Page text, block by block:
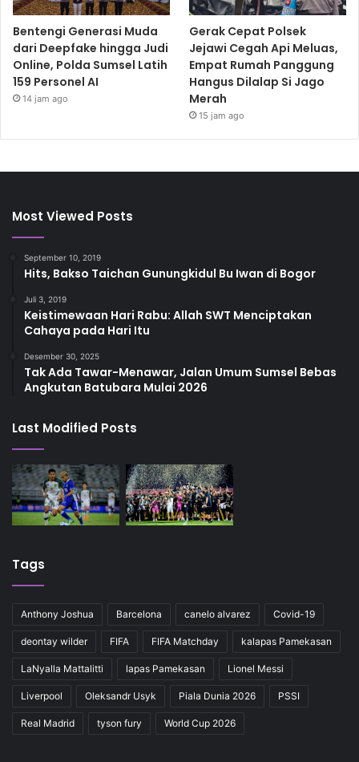
Bentengi Generasi Muda
dari Deepfake hingga Judi
Online, Polda Sumsel Latih
159 Personel AI
14 jam ago
Gerak Cepat Polsek
Jejawi Cegah Api Meluas,
Empat Rumah Panggung
Hangus Dilalap Si Jago
Merah
15 jam ago
Most Viewed Posts
September 10, 2019
Hits, Bakso Taichan Gunungkidul Bu Iwan di Bogor
Juli 3, 2019
Keistimewaan Hari Rabu: Allah SWT Menciptakan
Cahaya pada Hari Itu
Desember 30, 2025
Tak Ada Tawar-Menawar, Jalan Umum Sumsel Bebas
Angkutan Batubara Mulai 2026
Last Modified Posts
Tags
Anthony Joshua Barcelona canelo alvarez Covid-19
deontay wilder FIFA FIFA Matchday kalapas Pamekasan
LaNyalla Mattalitti lapas Pamekasan Lionel Messi
Liverpool Oleksandr Usyk Piala Dunia 2026 PSSI
Real Madrid tyson fury World Cup 2026